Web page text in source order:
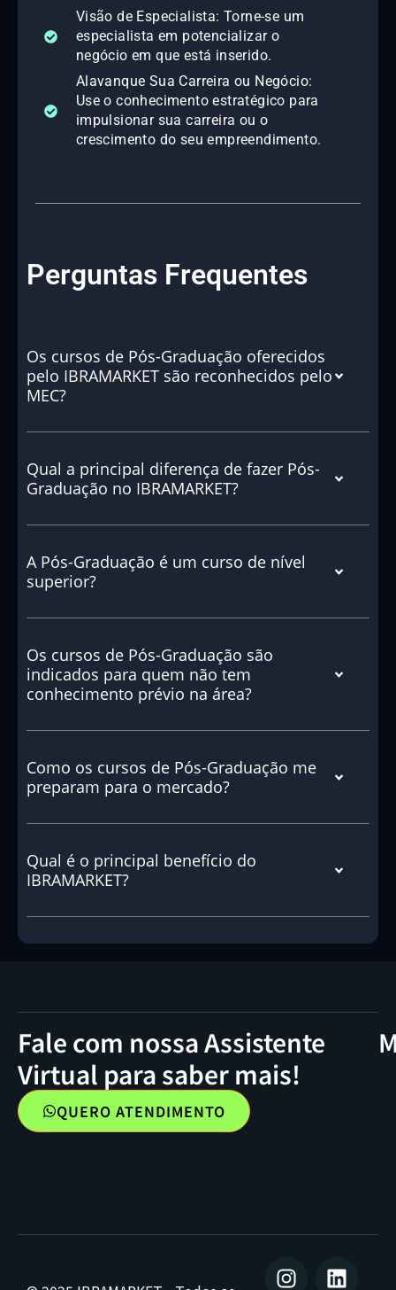
Visão de Especialista: Torne-se um
especialista em potencializar o
negócio em que está inserido.
Alavanque Sua Carreira ou Negócio:
Use o conhecimento estratégico para
impulsionar sua carreira ou o
crescimento do seu empreendimento.
Perguntas Frequentes
Os cursos de Pós-Graduação oferecidos
pelo IBRAMARKET são reconhecidos pelo
MEC?
Qual a principal diferença de fazer Pós-
Graduação no IBRAMARKET?
A Pós-Graduação é um curso de nível
superior?
Os cursos de Pós-Graduação são
indicados para quem não tem
conhecimento prévio na área?
Como os cursos de Pós-Graduação me
preparam para o mercado?
Qual é o principal benefício do
IBRAMARKET?
Fale com nossa Assistente
Virtual para saber mais!
QUERO ATENDIMENTO
I L